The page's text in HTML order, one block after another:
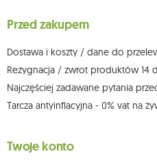
którego dokonano na podstawie
możesz kontaktować się z działem
Więcej informacji: www.mouton.pl/ODO
Przed zakupem
Dostawa i koszty / dane do
Rezygnacja / zwrot produktów 14
Najczęściej zadawane pytania
Tarcza antyinflacyjna - 0% vat na
Twoje konto